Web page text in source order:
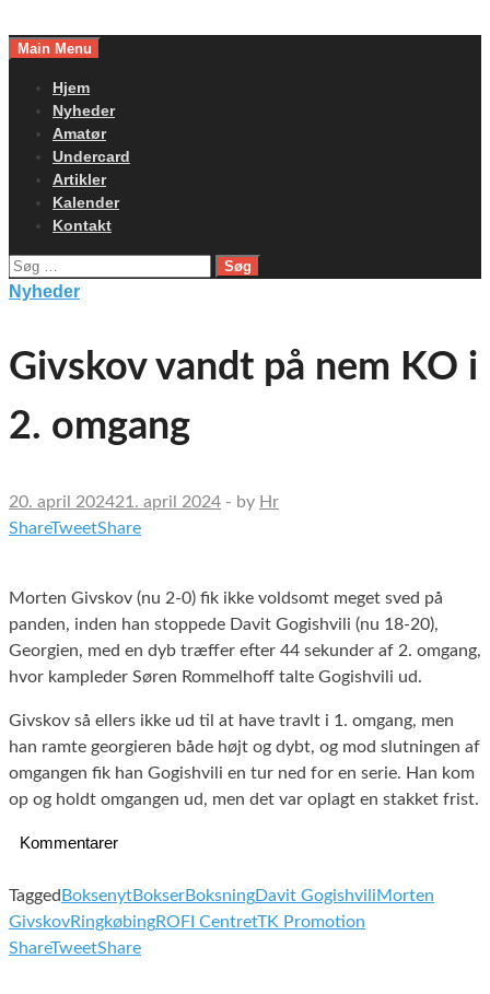
toMain Menu
Hjem
Nyheder
Amatør
Undercard
Artikler
Kalender
Kontakt
Søg
efter:
Nyheder
Givskov vandt på nem KO i
2. omgang
20. april 202421. april 2024 - by Hr
ShareTweetShare
Morten Givskov (nu 2-0) fik ikke voldsomt meget sved på
panden, inden han stoppede Davit Gogishvili (nu 18-20),
Georgien, med en dyb træffer efter 44 sekunder af 2. omgang,
hvor kampleder Søren Rommelhoff talte Gogishvili ud.
Givskov så ellers ikke ud til at have travlt i 1. omgang, men
han ramte georgieren både højt og dybt, og mod slutningen af
omgangen fik han Gogishvili en tur ned for en serie. Han kom
op og holdt omgangen ud, men det var oplagt en stakket frist.
Kommentarer
Tagged BoksenytBokserBoksningDavit GogishviliMorten
GivskovRingkøbingROFI CentretTK Promotion
ShareTweetShare